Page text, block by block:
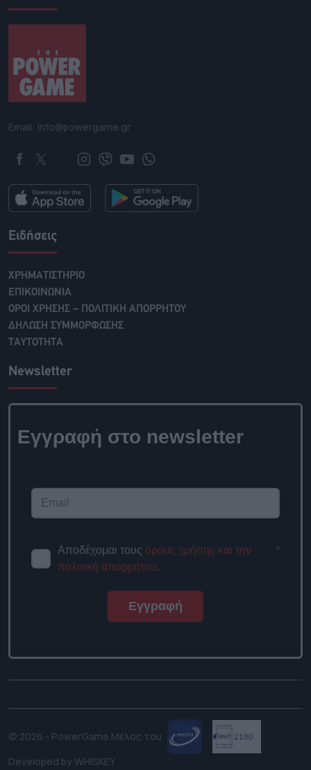
Email: info@powergame.gr
Ειδήσεις
ΧΡΗΜΑΤΙΣΤΗΡΙΟ
ΕΠΙΚΟΙΝΩΝΙΑ
ΟΡΟΙ ΧΡΗΣΗΣ – ΠΟΛΙΤΙΚΗ ΑΠΟΡΡΗΤΟΥ
ΔΗΛΩΣΗ ΣΥΜΜΟΡΦΩΣΗΣ
ΤΑΥΤΟΤΗΤΑ
Newsletter
Εγγραφή στο newsletter
Αποδέχομαι τους όρους χρήσης και την
πολιτική απορρήτου.
*
Εγγραφή
© 2026 - PowerGame.Μέλος του
Developed by WHISKEY